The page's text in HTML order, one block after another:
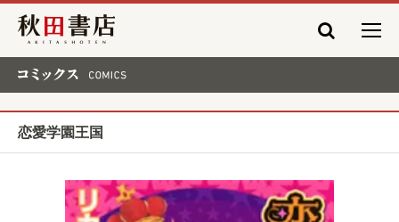
秋田書店
恋愛学園王国